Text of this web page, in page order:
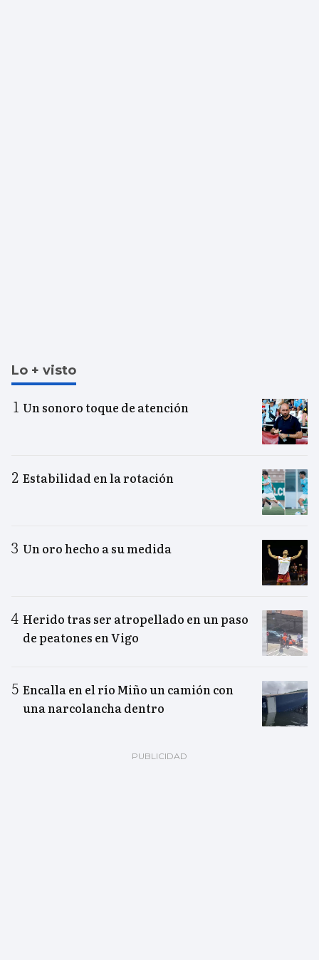
Lo + visto
Un sonoro toque de atención
Estabilidad en la rotación
Un oro hecho a su medida
Herido tras ser atropellado en un paso
de peatones en Vigo
Encalla en el río Miño un camión con
una narcolancha dentro